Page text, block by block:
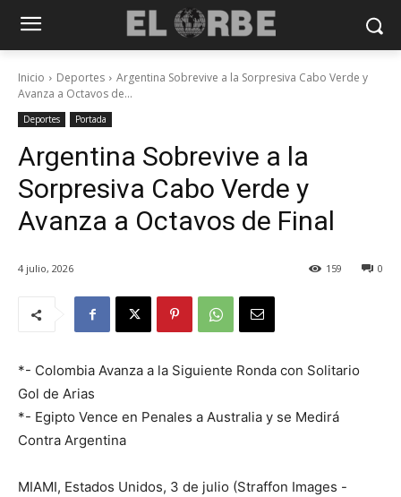
Inicio Deportes
Argentina Sobrevive a la Sorpresiva Cabo Verde y
Avanza a Octavos de...
Deportes Portada
Argentina Sobrevive a la
Sorpresiva Cabo Verde y
Avanza a Octavos de Final
4 julio, 2026 0
159
*- Colombia Avanza a la Siguiente Ronda con Solitario
Gol de Arias
*- Egipto Vence en Penales a Australia y se Medirá
Contra Argentina
MIAMI, Estados Unidos, 3 de julio (Straffon Images -